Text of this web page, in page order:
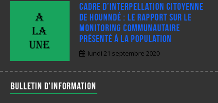
Cadre d’interpellation citoyenne
de Hounndé : Le rapport sur le
monitoring communautaire
présenté à la population
lundi 21 septembre 2020
Bulletin d'information